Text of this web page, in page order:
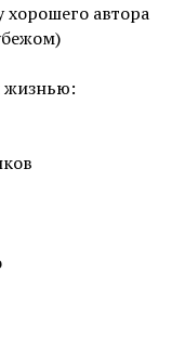
автора
жизнью: